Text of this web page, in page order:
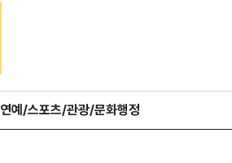
연예/스포츠/관광/문화행정